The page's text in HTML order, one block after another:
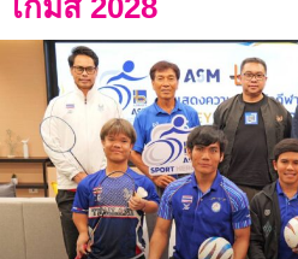
เกมส์ 2028